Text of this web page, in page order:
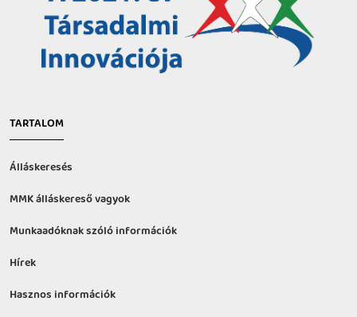
TARTALOM
Álláskeresés
MMK álláskereső vagyok
Munkaadóknak szóló információk
Hírek
Hasznos információk